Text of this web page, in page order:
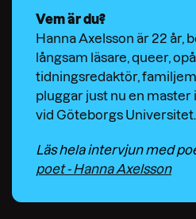
Vem är du?
Hanna Axelsson är 22 år,
långsam läsare, queer,
tidningsredaktör,
pluggar just nu en
vid Göteborgs Universitet.
Läs hela intervjun med
poet - Hanna Axelsson